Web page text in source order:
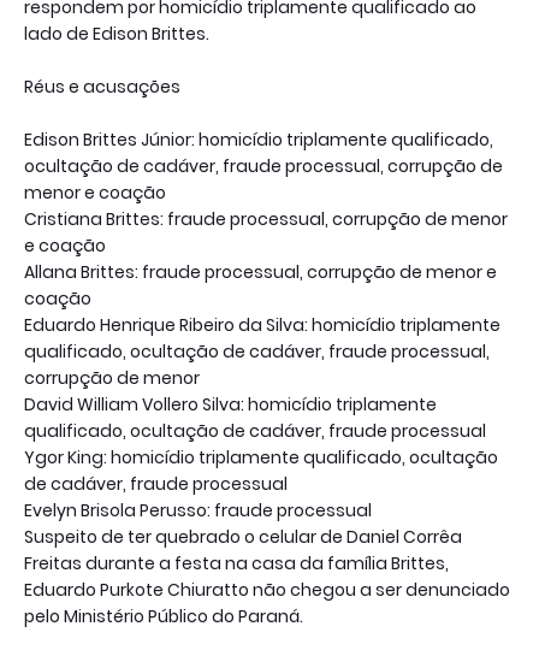
respondem por homicídio triplamente qualificado ao
lado de Edison Brittes.
Réus e acusações
Edison Brittes Júnior: homicídio triplamente qualificado,
ocultação de cadáver, fraude processual, corrupção de
menor e coação
Cristiana Brittes: fraude processual, corrupção de menor
e coação
Allana Brittes: fraude processual, corrupção de menor e
coação
Eduardo Henrique Ribeiro da Silva: homicídio triplamente
qualificado, ocultação de cadáver, fraude processual,
corrupção de menor
David William Vollero Silva: homicídio triplamente
qualificado, ocultação de cadáver, fraude processual
Ygor King: homicídio triplamente qualificado, ocultação
de cadáver, fraude processual
Evelyn Brisola Perusso: fraude processual
Suspeito de ter quebrado o celular de Daniel Corrêa
Freitas durante a festa na casa da família Brittes,
Eduardo Purkote Chiuratto não chegou a ser denunciado
pelo Ministério Público do Paraná.